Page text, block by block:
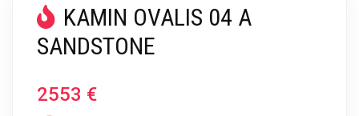
KAMIN OVALIS 04 A
SANDSTONE
2553 €